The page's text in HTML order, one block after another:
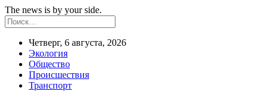
The news is by your side.
Четверг, 6 августа, 2026
Экология
Общество
Происшествия
Транспорт